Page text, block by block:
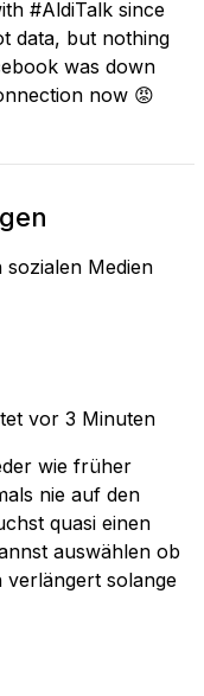
#AldiTalk since
data, but nothing
was down
now 😡
Medien
vor 3 Minuten
wie früher
nie auf den
quasi einen
auswählen ob
verlängert solange